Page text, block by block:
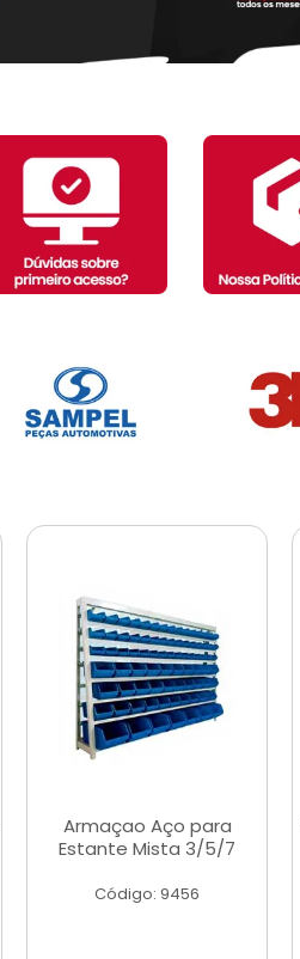
Armaçao Aço para
Estante Mista 3/5/7
Código: 9456